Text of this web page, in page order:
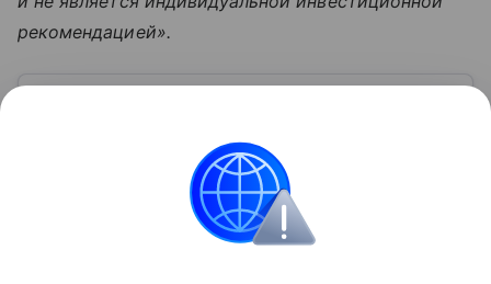
рекомендацией».
отличается от ставки
От размера оклада могут зависеть все другие
надбавки и выплаты. Какие именно, мы перечислим
в нашем материале.